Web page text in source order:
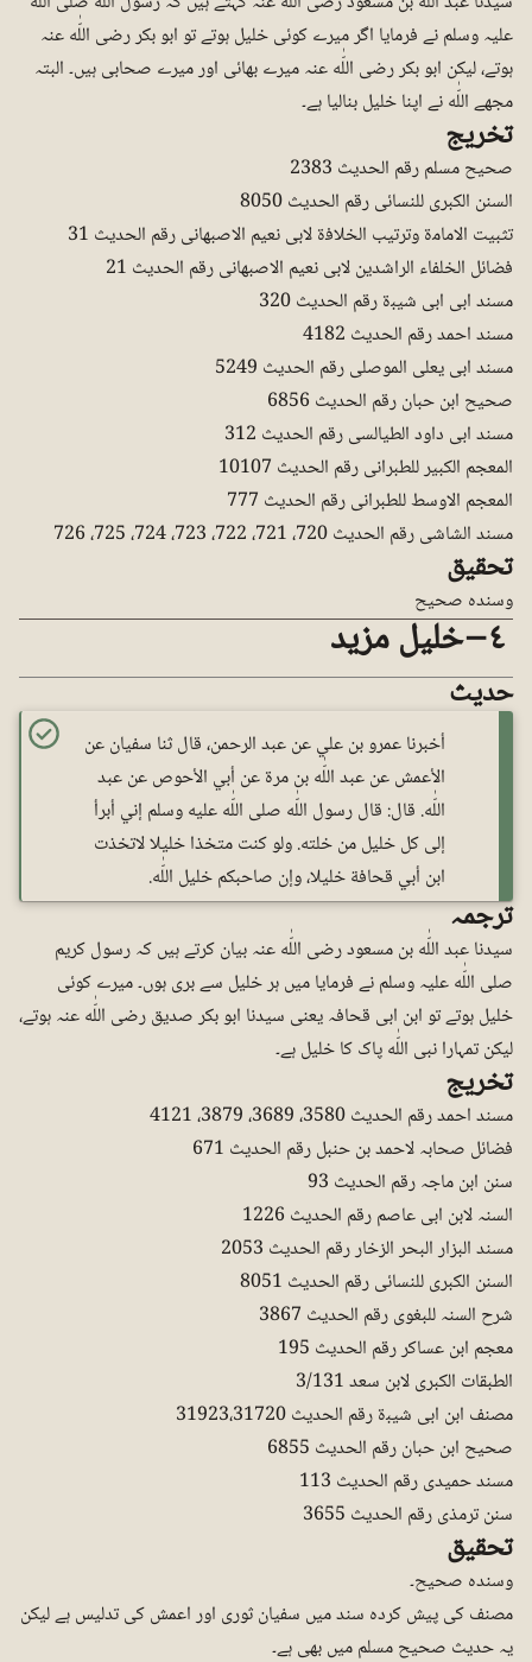
علیہ وسلم نے فرمایا اگر میرے کوئی خلیل ہوتے تو ابو بکر رضی اللّٰه عنہ
ہوتے، لیکن ابو بکر رضی اللّٰه عنہ میرے بھائی اور میرے صحابی ہیں۔ البتہ
مجھے اللّٰه نے اپنا خلیل بنالیا ہے۔
تخریج
صحیح مسلم رقم الحدیث 2383
السنن الکبری للنسائی رقم الحدیث 8050
تثبیت الامامۃ وترتیب الخلافۃ لابی نعیم الاصبھانی رقم الحدیث 31
فضائل الخلفاء الراشدین لابی نعیم الاصبھانی رقم الحدیث 21
مسند ابی ابی شیبۃ رقم الحدیث 320
مسند احمد رقم الحدیث 4182
مسند ابی یعلی الموصلی رقم الحدیث 5249
صحیح ابن حبان رقم الحدیث 6856
مسند ابی داود الطیالسی رقم الحدیث 312
المعجم الکبیر للطبرانی رقم الحدیث 10107
المعجم الاوسط للطبرانی رقم الحدیث 777
مسند الشاشی رقم الحدیث 720، 721، 722، 723، 724، 725، 726
تحقیق
وسندہ صحیح
٤ – خلیل مزید
حدیث
أخبرنا عمرو بن علي عن عبد الرحمن، قال ثنا سفيان عن
الأعمش عن عبد اللّٰه بن مرة عن أبي الأحوص عن عبد
اللّٰه. قال: قال رسول اللّٰه صلى اللّٰه عليه وسلم إني أبرأ
إلى كل خليل من خلته. ولو كنت متخذا خليلا لاتخذت
ابن أبي قحافة خليلا، وإن صاحبكم خليل اللّٰه.
ترجمہ
سیدنا عبد اللّٰه بن مسعود رضی اللّٰه عنہ بیان کرتے ہیں کہ رسول کریم
صلی اللّٰه علیہ وسلم نے فرمایا میں ہر خلیل سے بری ہوں۔ میرے کوئی
خلیل ہوتے تو ابن ابی قحافہ یعنی سیدنا ابو بکر صدیق رضی اللّٰه عنہ ہوتے،
لیکن تمہارا نبی اللّٰه پاک کا خلیل ہے۔
تخریج
مسند احمد رقم الحدیث 3580، 3689، 3879، 4121
فضائل صحابہ لاحمد بن حنبل رقم الحدیث 671
سنن ابن ماجہ رقم الحدیث 93
السنہ لابن ابی عاصم رقم الحدیث 1226
مسند البزار البحر الزخار رقم الحدیث 2053
السنن الکبری للنسائی رقم الحدیث 8051
شرح السنہ للبغوی رقم الحدیث 3867
معجم ابن عساکر رقم الحدیث 195
الطبقات الکبری لابن سعد 3/131
مصنف ابن ابی شیبۃ رقم الحدیث 31923،31720
صحیح ابن حبان رقم الحدیث 6855
مسند حمیدی رقم الحدیث 113
سنن ترمذی رقم الحدیث 3655
تحقیق
وسندہ صحیح۔
مصنف کی پیش کردہ سند میں سفیان ثوری اور اعمش کی تدلیس ہے لیکن
یہ حدیث صحیح مسلم میں بھی ہے۔